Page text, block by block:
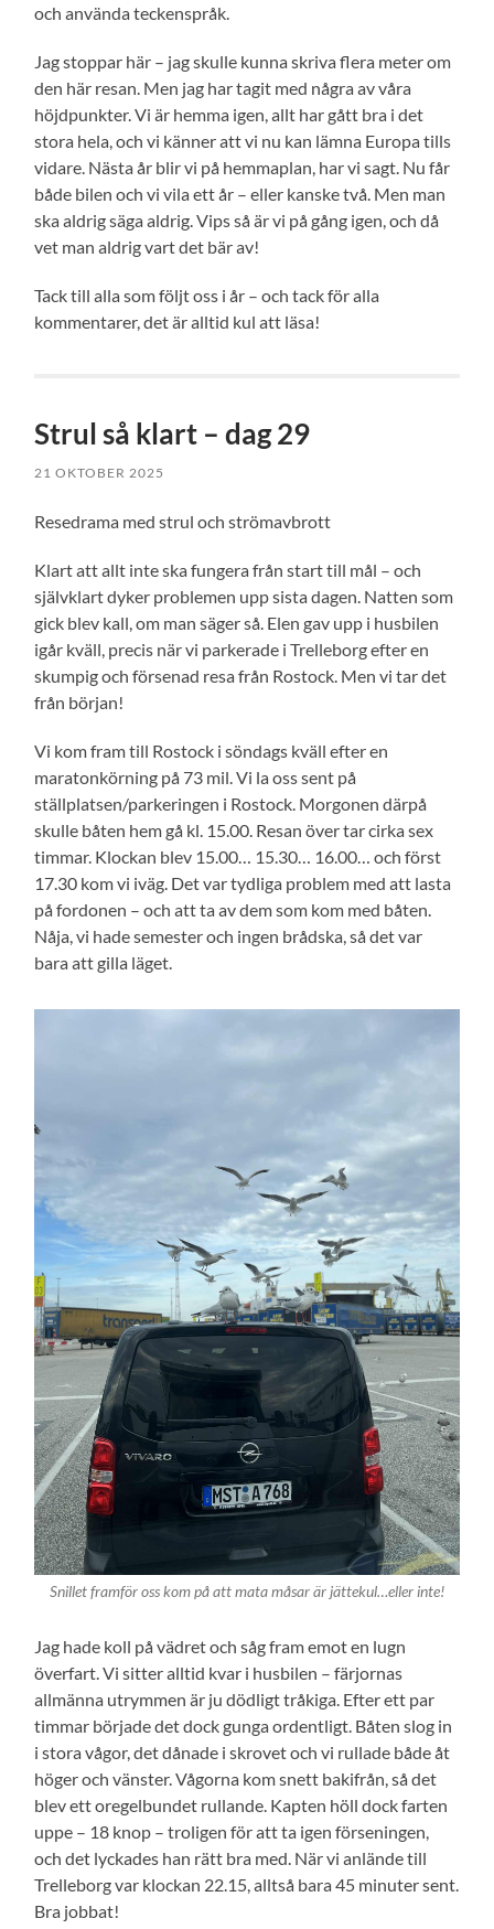
och använda teckenspråk.
Jag stoppar här – jag skulle kunna skriva flera meter om
den här resan. Men jag har tagit med några av våra
höjdpunkter. Vi är hemma igen, allt har gått bra i det
stora hela, och vi känner att vi nu kan lämna Europa tills
vidare. Nästa år blir vi på hemmaplan, har vi sagt. Nu får
både bilen och vi vila ett år – eller kanske två. Men man
ska aldrig säga aldrig. Vips så är vi på gång igen, och då
vet man aldrig vart det bär av!
Tack till alla som följt oss i år – och tack för alla
kommentarer, det är alltid kul att läsa!
Strul så klart – dag 29
21 OKTOBER 2025
Resedrama med strul och strömavbrott
Klart att allt inte ska fungera från start till mål – och
självklart dyker problemen upp sista dagen. Natten som
gick blev kall, om man säger så. Elen gav upp i husbilen
igår kväll, precis när vi parkerade i Trelleborg efter en
skumpig och försenad resa från Rostock. Men vi tar det
från början!
Vi kom fram till Rostock i söndags kväll efter en
maratonkörning på 73 mil. Vi la oss sent på
ställplatsen/parkeringen i Rostock. Morgonen därpå
skulle båten hem gå kl. 15.00. Resan över tar cirka sex
timmar. Klockan blev 15.00… 15.30… 16.00… och först
17.30 kom vi iväg. Det var tydliga problem med att lasta
på fordonen – och att ta av dem som kom med båten.
Nåja, vi hade semester och ingen brådska, så det var
bara att gilla läget.
Snillet framför oss kom på att mata måsar är jättekul…eller inte!
Jag hade koll på vädret och såg fram emot en lugn
överfart. Vi sitter alltid kvar i husbilen – färjornas
allmänna utrymmen är ju dödligt tråkiga. Efter ett par
timmar började det dock gunga ordentligt. Båten slog in
i stora vågor, det dånade i skrovet och vi rullade både åt
höger och vänster. Vågorna kom snett bakifrån, så det
blev ett oregelbundet rullande. Kapten höll dock farten
uppe – 18 knop – troligen för att ta igen förseningen,
och det lyckades han rätt bra med. När vi anlände till
Trelleborg var klockan 22.15, alltså bara 45 minuter sent.
Bra jobbat!